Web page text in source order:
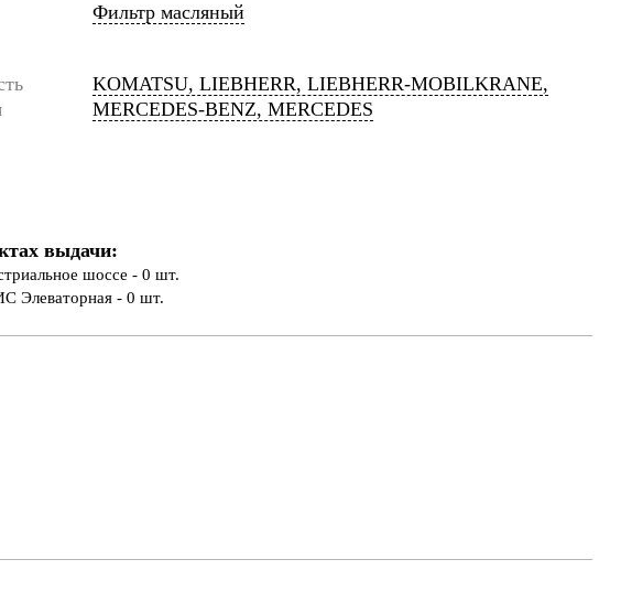
Фильтр масляный
KOMATSU, LIEBHERR, LIEBHERR-MOBILKRANE,
MERCEDES-BENZ, MERCEDES
выдачи:
шоссе - 0 шт.
Элеваторная - 0 шт.